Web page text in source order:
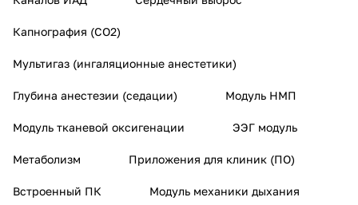
Капнография (СO2)
Мультигаз (ингаляционные анестетики)
Глубина анестезии (седации) Модуль НМП
Модуль тканевой оксигенации ЭЭГ модуль
Метаболизм Приложения для клиник (ПО)
Встроенный ПК Модуль механики дыхания